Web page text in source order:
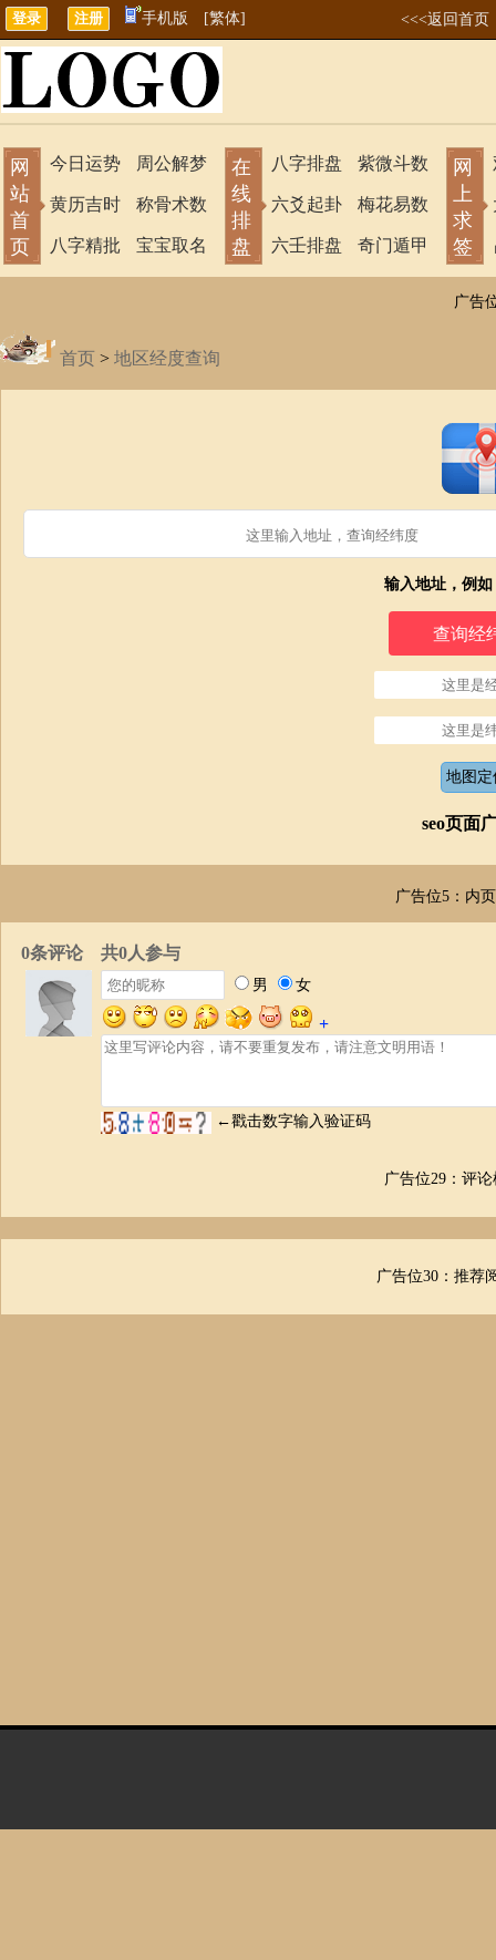
手机版 [繁体] <<<返回首页
网
站
首
页
今日运势
黄历吉时
八字精批
周公解梦
称骨术数
宝宝取名
在
线
排
盘
八字排盘
六爻起卦
六壬排盘
紫微斗数
梅花易数
奇门遁甲
网
上
求
签
广告
首页 > 地区经度查询
输入地址，例如
seo页面
广告位5：内
广告位29：评
广告位30：推荐